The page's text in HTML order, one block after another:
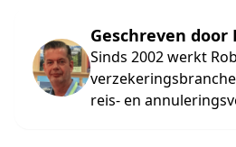
Geschreven door
Sinds 2002 werkt
reis- en